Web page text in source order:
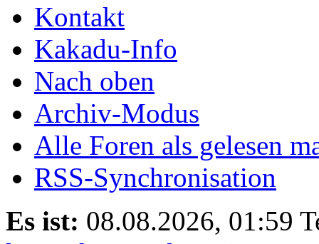
Kontakt
Kakadu-Info
Nach oben
Archiv-Modus
Alle Foren als gelesen
RSS-Synchronisation
Es ist: 08.08.2026, 01:59